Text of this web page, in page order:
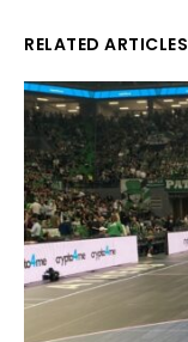
RELATED ARTICLES